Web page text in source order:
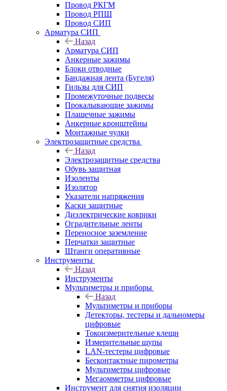
Провод РКГМ
Провод РПШ
Провод СИП
Арматура СИП
Назад
Арматура СИП
Анкерные зажимы
Блоки отводные
Бандажная лента (Бугеля)
Гильзы для СИП
Промежуточные подвесы
Прокалывающие зажимы
Плашечные зажимы
Анкерные кронштейны
Монтажные чулки
Электрозащитные средства
Назад
Электрозащитные средства
Обувь защитная
Изоленты
Изолятор
Указатели напряжения
Каски защитные
Диэлектрические коврики
Оградительные ленты
Переносное заземление
Перчатки защитные
Штанги оперативные
Инструменты
Назад
Инструменты
Мультиметры и приборы
Назад
Мультиметры и приборы
Детекторы, тестеры и дальномеры
цифровые
Токоизмерительные клещи
Измерительные щупы
LAN-тестеры цифровые
Бесконтактные пирометры
Мультиметры цифровые
Мегаомметры цифровые
Инструмент для снятия изоляции